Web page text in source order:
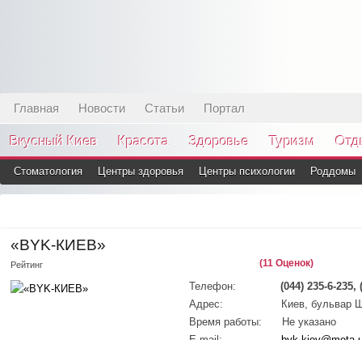
Главная Новости Статьи Портал
Вкусный Киев Красота Здоровье Туризм
Стоматология Центры здоровья Центры психологии Роддомы
«BYK-КИЕВ»
Рейтинг (11 Оценок)
Телефон:
(044) 235-6-235,
Адрес:
Киев, бульвар
Время работы:
Не указано